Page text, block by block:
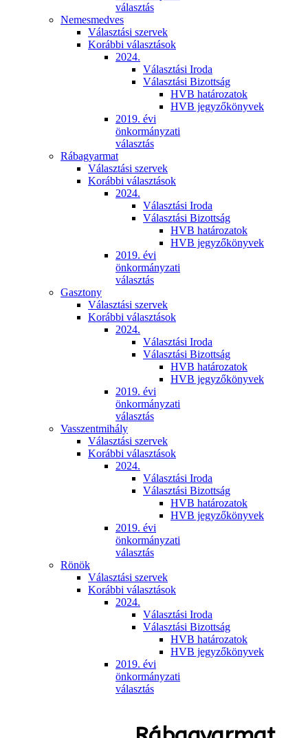
választás
Nemesmedves
Választási szervek
Korábbi választások
2024.
Választási Iroda
Választási Bizottság
HVB határozatok
HVB jegyzőkönyvek
2019. évi
önkormányzati
választás
Rábagyarmat
Választási szervek
Korábbi választások
2024.
Választási Iroda
Választási Bizottság
HVB határozatok
HVB jegyzőkönyvek
2019. évi
önkormányzati
választás
Gasztony
Választási szervek
Korábbi választások
2024.
Választási Iroda
Választási Bizottság
HVB határozatok
HVB jegyzőkönyvek
2019. évi
önkormányzati
választás
Vasszentmihály
Választási szervek
Korábbi választások
2024.
Választási Iroda
Választási Bizottság
HVB határozatok
HVB jegyzőkönyvek
2019. évi
önkormányzati
választás
Rönök
Választási szervek
Korábbi választások
2024.
Választási Iroda
Választási Bizottság
HVB határozatok
HVB jegyzőkönyvek
2019. évi
önkormányzati
választás